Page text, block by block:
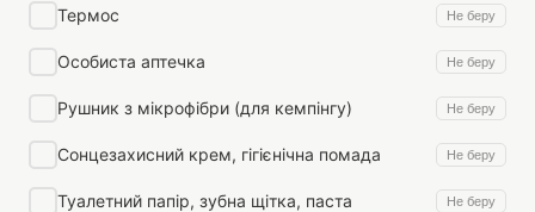
Термос Не беру
Особиста аптечка Не беру
Рушник з мікрофібри (для кемпінгу) Не беру
Сонцезахисний крем, гігієнічна помада Не беру
Туалетний папір, зубна щітка, паста Не беру